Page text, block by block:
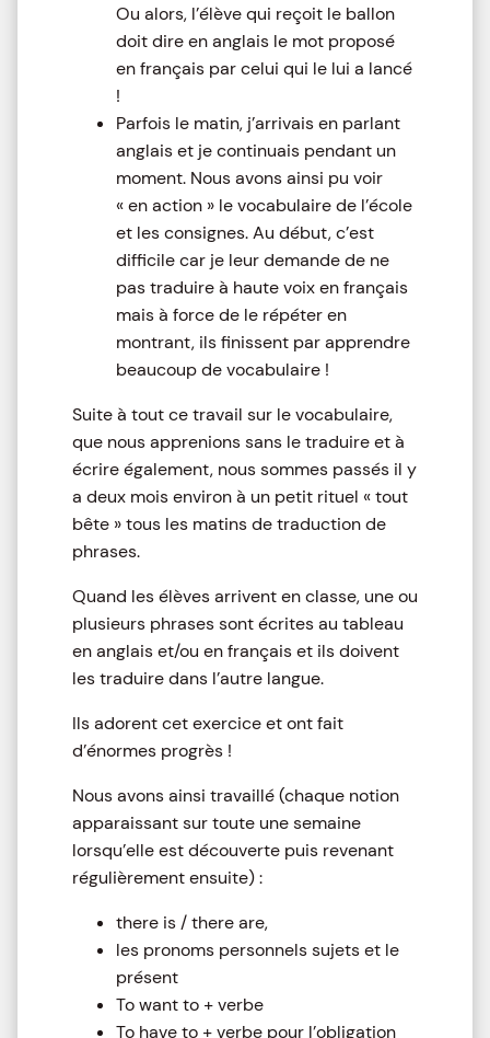
Ou alors, l’élève qui reçoit le ballon
doit dire en anglais le mot proposé
en français par celui qui le lui a lancé
!
Parfois le matin, j’arrivais en parlant
anglais et je continuais pendant un
moment. Nous avons ainsi pu voir
« en action » le vocabulaire de l’école
et les consignes. Au début, c’est
difficile car je leur demande de ne
pas traduire à haute voix en français
mais à force de le répéter en
montrant, ils finissent par apprendre
beaucoup de vocabulaire !
Suite à tout ce travail sur le vocabulaire,
que nous apprenions sans le traduire et à
écrire également, nous sommes passés il y
a deux mois environ à un petit rituel « tout
bête » tous les matins de traduction de
phrases.
Quand les élèves arrivent en classe, une ou
plusieurs phrases sont écrites au tableau
en anglais et/ou en français et ils doivent
les traduire dans l’autre langue.
Ils adorent cet exercice et ont fait
d’énormes progrès !
Nous avons ainsi travaillé (chaque notion
apparaissant sur toute une semaine
lorsqu’elle est découverte puis revenant
régulièrement ensuite) :
there is / there are,
les pronoms personnels sujets et le
présent
To want to + verbe
To have to + verbe pour l’obligation